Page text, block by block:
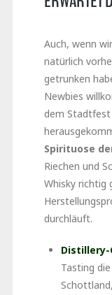
Auch, wenn
natürlich
getrunken
Newbies
dem
Spirituose
Riechen und
Whisky richtig
durchläuft.
Distillery-
Tasting